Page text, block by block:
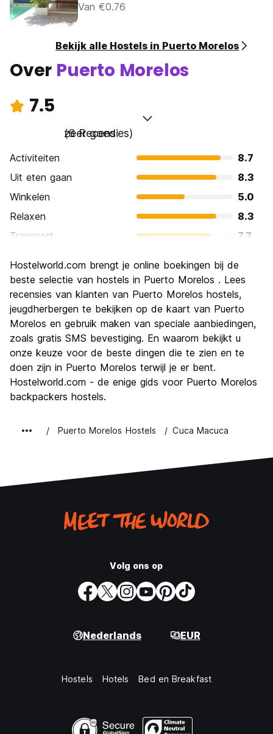
Van €0.76
Bekijk alle Hostels in Puerto Morelos
Over Puerto Morelos
7.5
zeer goed
(6 Recensies)
Activiteiten
8.7
Uit eten gaan
8.3
Winkelen
5.0
Relaxen
8.3
Transport
7.7
Cultuur
7.0
Uitgaan
5.7
Waarde voor uw geld
9.7
Hostelworld.com brengt je online boekingen bij de
beste selectie van hostels in Puerto Morelos . Lees
recensies van klanten van Puerto Morelos hostels,
jeugdherbergen te bekijken op de kaart van Puerto
Morelos en gebruik maken van speciale aanbiedingen,
zoals gratis SMS bevestiging. En waarom bekijkt u
onze keuze voor de beste dingen die te zien en te
doen zijn in Puerto Morelos terwijl je er bent.
Hostelworld.com - de enige gids voor Puerto Morelos
backpackers hostels.
Puerto Morelos Hostels Cuca Macuca
Volg ons op
Nederlands EUR
Hostels Hotels Bed en Breakfast